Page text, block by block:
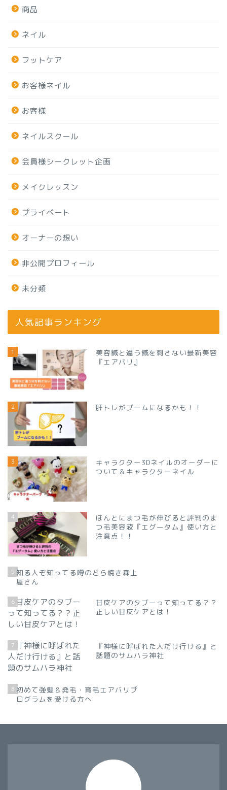
商品
ネイル
フットケア
お客様ネイル
お客様
ネイルスクール
会員様シークレット企画
メイクレッスン
プライベート
オーナーの想い
非公開プロフィール
未分類
人気記事ランキング
1
美容鍼と違う鍼を刺さない最新美容
『エアバリ』
2 肝トレがブームになるかも！！
3
キャラクター3Dネイルのオーダーに
ついて＆キャラクターネイル
4
ほんとにまつ毛が伸びると評判のま
つ毛美容液『エグータム』使い方と
注意点！！
5 知る人ぞ知ってる噂のどら焼き森上
屋さん
6
甘皮ケアのタブーって知ってる？？
正しい甘皮ケアとは！
7
『神様に呼ばれた人だけ行ける』と
話題のサムハラ神社
8 初めて強髪＆発毛・育毛エアバリプ
ログラムを受ける方へ